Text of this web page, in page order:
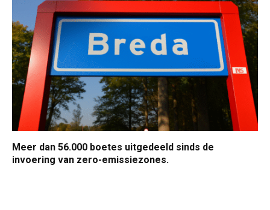
Meer dan 56.000 boetes uitgedeeld sinds de
invoering van zero-emissiezones.